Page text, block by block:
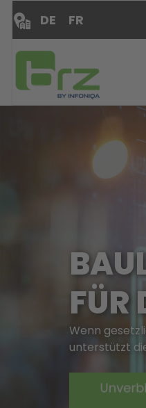
DE FR
FÜR
Wenn
unterstützt